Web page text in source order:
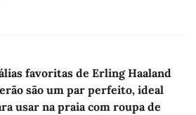
favoritas de Erling Haaland
são um par perfeito, ideal
usar na praia com roupa de